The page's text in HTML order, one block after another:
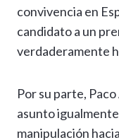
convivencia en
candidato a un
verdaderamente
Por su parte,
asunto
manipulación